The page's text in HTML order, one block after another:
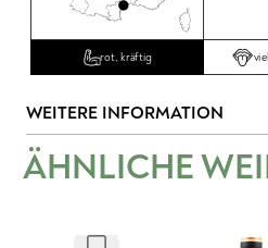
rot, kräftig
WEITERE INFORMATION
ÄHNLICHE